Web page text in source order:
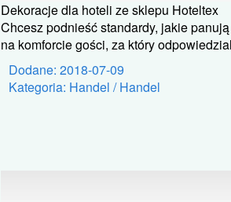
Dekoracje dla hoteli ze sklepu Hoteltex
Chcesz podnieść standardy, jakie
na komforcie gości, za który
Dodane: 2018-07-09
Kategoria: Handel / Handel